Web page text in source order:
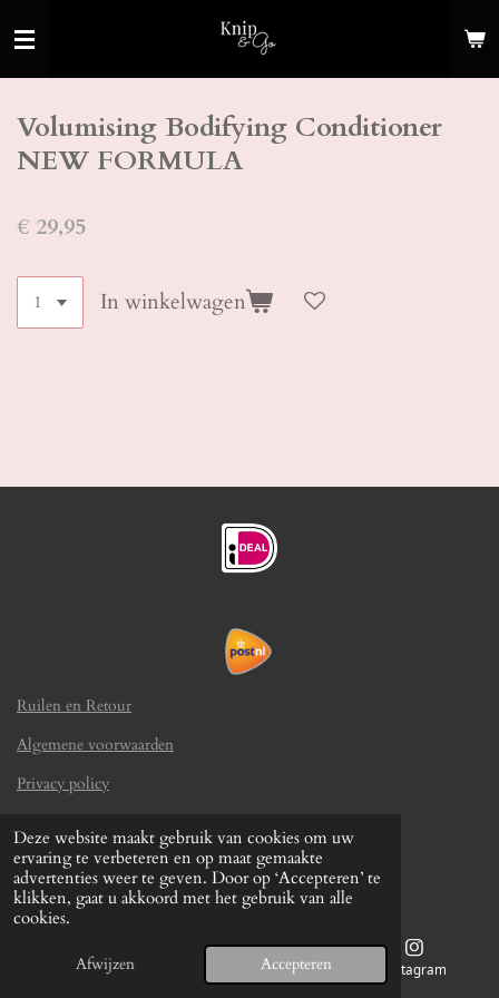
Deze website maakt gebruik van cookies om uw
ervaring te verbeteren en op maat gemaakte
advertenties weer te geven. Door op ‘Accepteren’ te
klikken, gaat u akkoord met het gebruik van alle
cookies.
Afwijzen Accepteren
direct
hoofdinhoud
Volumising Bodifying Conditioner
NEW FORMULA
€ 29,95
In winkelwagen
Ruilen en Retour
Algemene voorwaarden
Privacy policy
© 2024 - 2026 Knip en go
Powered byJouwWeb
Telefoonnummer Kaart Instagram